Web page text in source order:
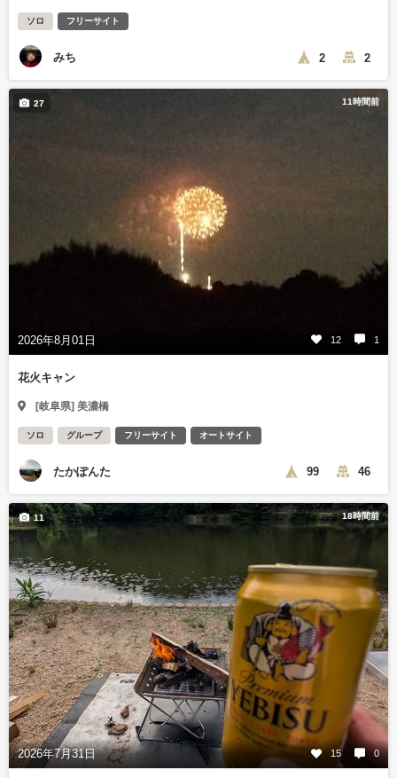
ソロ フリーサイト
みち 2 2
11時間前
2026年8月01日 12 1
27
花火キャン
[岐阜県] 美濃橋
ソロ グループ フリーサイト オートサイト
たかぽんた 99 46
18時間前
2026年7月31日 15 0
11